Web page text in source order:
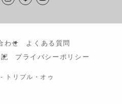
わせ
よくある質問
プライバシーポリシー
トリプル・オゥ